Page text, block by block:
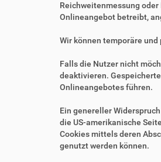
Reichweitenmessung
Onlineangebot betreibt,
Wir können temporäre
Falls die Nutzer nicht
deaktivieren.
Onlineangebotes führen.
Ein genereller
die US-amerikanische Seite
Cookies mittels deren
genutzt werden können.